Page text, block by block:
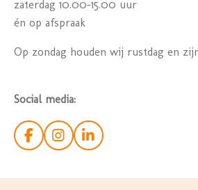
zaterdag 10.00-15.00 uur
én op afspraak
Op zondag houden wij rustdag en
Social media:
F
a
e
I
n
t
L
i
k